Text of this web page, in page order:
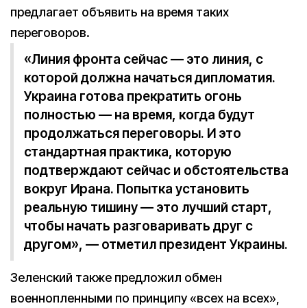
предлагает объявить на время таких
переговоров.
«Линия фронта сейчас — это линия, с
которой должна начаться дипломатия.
Украина готова прекратить огонь
полностью — на время, когда будут
продолжаться переговоры. И это
стандартная практика, которую
подтверждают сейчас и обстоятельства
вокруг Ирана. Попытка установить
реальную тишину — это лучший старт,
чтобы начать разговаривать друг с
другом», — отметил президент Украины.
Зеленский также предложил обмен
военнопленными по принципу «всех на всех»,